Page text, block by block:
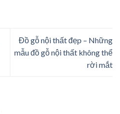
Đồ gỗ nội thất đẹp – Những
mẫu đồ gỗ nội thất không thể
rời mắt